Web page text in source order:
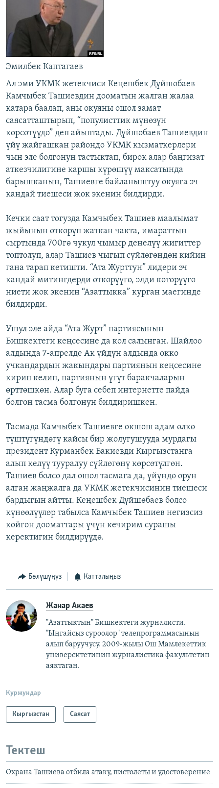
Эмилбек Каптагаев
Ал эми УКМК жетекчиси Кеңешбек Дүйшөбаев
Камчыбек Ташиевдин дооматын жалган жалаа
катара баалап, аны окуяны ошол замат
саясатташтырып, “популисттик мүнөзүн
көрсөтүүдө” деп айыптады. Дүйшөбаев Ташиевдин
үйү жайгашкан райондо УКМК кызматкерлери
чын эле болгонун тастыктап, бирок алар баңгизат
аткезчилигине каршы күрөшүү максатында
барышканын, Ташиевге байланыштуу окуяга эч
кандай тиешеси жок экенин билдирди.
Кечки саат тогузда Камчыбек Ташиев маалымат
жыйынын өткөрүп жаткан чакта, имараттын
сыртында 700гө чукул чымыр денелүү жигиттер
топтолуп, алар Ташиев чыгып сүйлөгөндөн кийин
гана тарап кетишти. “Ата Журттун” лидери эч
кандай митингдерди өткөрүүгө, элди көтөрүүгө
ниети жок экенин “Азаттыкка” курган маегинде
билдирди.
Ушул эле айда “Ата Журт” партиясынын
Бишкектеги кеңсесине да кол салынган. Шайлоо
алдында 7-апрелде Ак үйдүн алдында окко
учкандардын жакындары партиянын кеңсесине
кирип келип, партиянын үгүт баракчаларын
өрттөшкөн. Алар буга себеп интернетте пайда
болгон тасма болгонун билдиришкен.
Тасмада Камчыбек Ташиевге окшош адам өлкө
түштүгүндөгү кайсы бир жолугушууда мурдагы
президент Курманбек Бакиевди Кыргызстанга
алып келүү тууралуу сүйлөгөнү көрсөтүлгөн.
Ташиев болсо дал ошол тасмага да, үйүндө орун
алган жаңжалга да УКМК жетекчисинин тиешеси
бардыгын айтты. Кеңешбек Дүйшөбаев болсо
күнөөлүүлөр табылса Камчыбек Ташиев негизсиз
койгон дооматтары үчүн кечирим сурашы
керектигин билдирүүдө.
Бөлүшүңүз Катталыңыз
Жанар Акаев
"Азаттыктын" Бишкектеги журналисти.
"Ыңгайсыз суроолор" телепрограммасынын
алып баруучусу. 2009-жылы Ош Мамлекеттик
университетинин журналистика факультетин
аяктаган.
Куржундар
Кыргызстан Саясат
Тектеш
Охрана Ташиева отбила атаку, пистолеты и удостоверение